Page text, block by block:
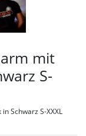
mit
S-
Schwarz S-XXXL